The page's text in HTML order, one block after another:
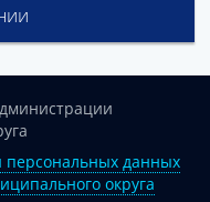
данных
округа